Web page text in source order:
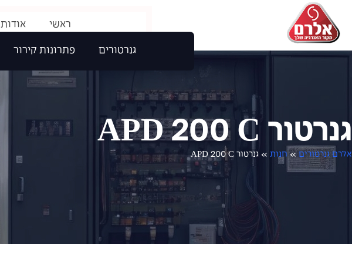
ראשי אודות
גנרטורים פתרונות קירור
גנרטור APD 200 C
אלרם גנרטורים» חנות » גנרטור APD 200 C